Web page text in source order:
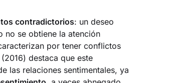
contradictorios: un deseo
no se obtiene la atención
por tener conflictos
(2016) destaca que este
las relaciones sentimentales, ya